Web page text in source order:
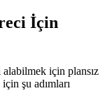
İçin
için plansız
şu adımları